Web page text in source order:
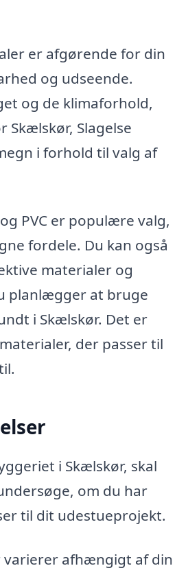
er afgørende for din
og udseende.
og de klimaforhold,
Skælskør, Slagelse
i forhold til valg af
PVC er populære valg,
fordele. Du kan også
materialer og
planlægger at bruge
i Skælskør. Det er
der passer til
i Skælskør, skal
om du har
til dit udestueprojekt.
varierer afhængigt af din